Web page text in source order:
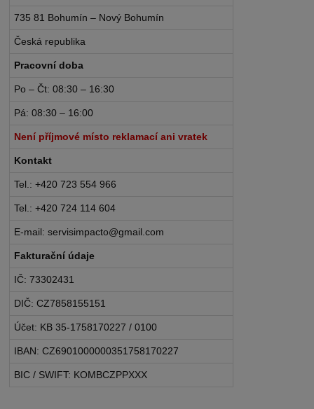
735 81 Bohumín – Nový Bohumín
Česká republika
Pracovní doba
Po – Čt: 08:30 – 16:30
Pá: 08:30 – 16:00
Není příjmové místo reklamací ani vratek
Kontakt
Tel.: +420 723 554 966
Tel.: +420 724 114 604
E-mail: servisimpacto@gmail.com
Fakturační údaje
IČ: 73302431
DIČ: CZ7858155151
Účet: KB 35-1758170227 / 0100
IBAN: CZ6901000000351758170227
BIC / SWIFT: KOMBCZPPXXX